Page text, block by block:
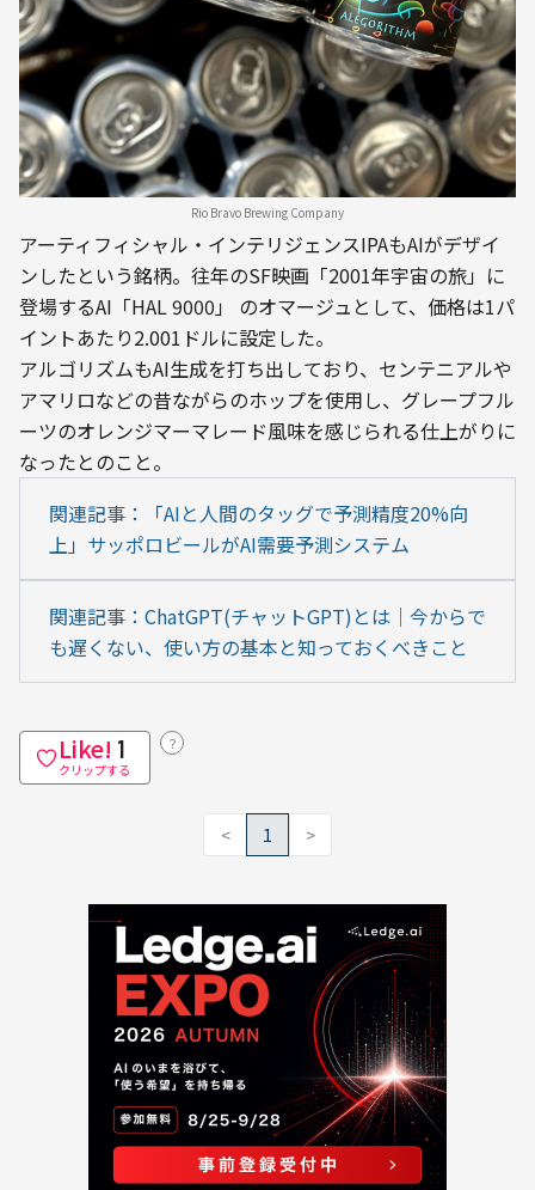
Rio Bravo Brewing Company
アーティフィシャル・インテリジェンスIPAもAIがデザイ
ンしたという銘柄。往年のSF映画「2001年宇宙の旅」に
登場するAI「HAL 9000」 のオマージュとして、価格は1パ
イントあたり2.001ドルに設定した。
アルゴリズムもAI生成を打ち出しており、センテニアルや
アマリロなどの昔ながらのホップを使用し、グレープフル
ーツのオレンジマーマレード風味を感じられる仕上がりに
なったとのこと。
関連記事：「AIと人間のタッグで予測精度20%向
上」サッポロビールがAI需要予測システム
関連記事：ChatGPT(チャットGPT)とは｜今からで
も遅くない、使い方の基本と知っておくべきこと
Like! 1
クリップする
？
< 1 >